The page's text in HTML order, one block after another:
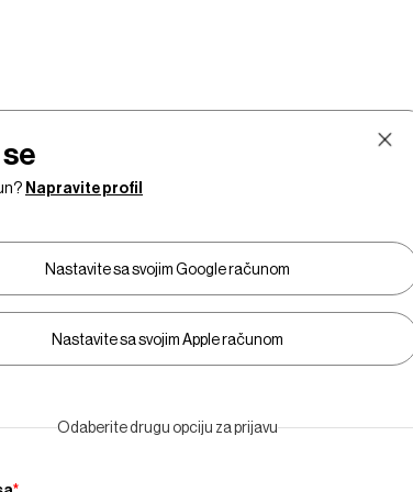
Napravite profil
Nastavite sa svojim Google računom
Nastavite sa svojim Apple računom
Odaberite drugu opciju za prijavu